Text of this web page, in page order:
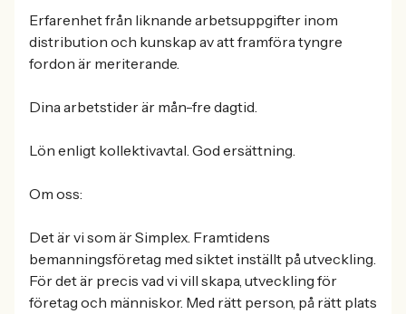
Erfarenhet från liknande arbetsuppgifter inom
distribution och kunskap av att framföra tyngre
fordon är meriterande.
Dina arbetstider är mån-fre dagtid.
Lön enligt kollektivavtal. God ersättning.
Om oss:
Det är vi som är Simplex. Framtidens
bemanningsföretag med siktet inställt på utveckling.
För det är precis vad vi vill skapa, utveckling för
företag och människor. Med rätt person, på rätt plats